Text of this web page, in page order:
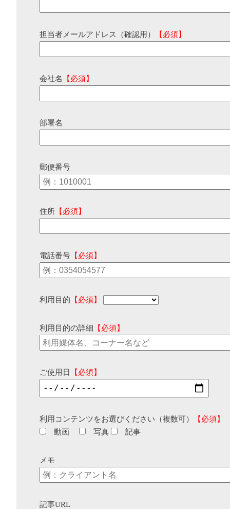
担当者メールアドレス（確認用） 【必須】
会社名 【必須】
部署名
郵便番号
住所 【必須】
電話番号 【必須】
利用目的 【必須】
利用目的の詳細 【必須】
ご使用日 【必須】
利用コンテンツをお選びください（複数可）
【必須】
動画
写真 記事
メモ
記事URL